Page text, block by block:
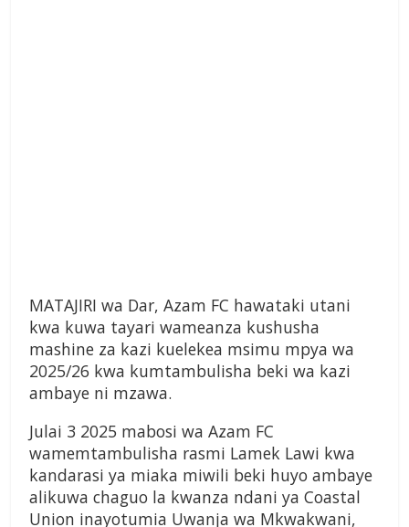
MATAJIRI wa Dar, Azam FC hawataki utani
kwa kuwa tayari wameanza kushusha
mashine za kazi kuelekea msimu mpya wa
2025/26 kwa kumtambulisha beki wa kazi
ambaye ni mzawa.
Julai 3 2025 mabosi wa Azam FC
wamemtambulisha rasmi Lamek Lawi kwa
kandarasi ya miaka miwili beki huyo ambaye
alikuwa chaguo la kwanza ndani ya Coastal
Union inayotumia Uwanja wa Mkwakwani,